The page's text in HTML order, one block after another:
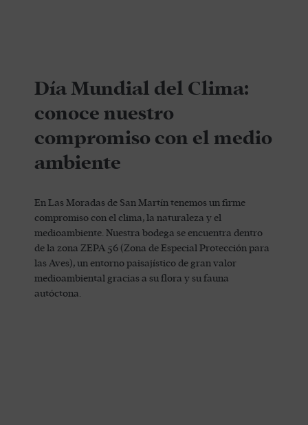
Día Mundial del Clima:
conoce nuestro
compromiso con el medio
ambiente
En Las Moradas de San Martín tenemos un firme
compromiso con el clima, la naturaleza y el
medioambiente. Nuestra bodega se encuentra dentro
de la zona ZEPA 56 (Zona de Especial Protección para
las Aves), un entorno paisajístico de gran valor
medioambiental gracias a su flora y su fauna
autóctona.